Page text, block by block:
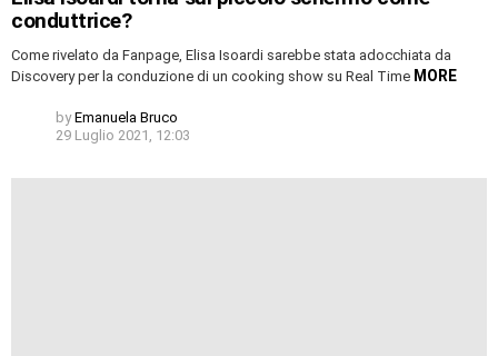
conduttrice?
Come rivelato da Fanpage, Elisa Isoardi sarebbe stata adocchiata da
Discovery per la conduzione di un cooking show su Real Time MORE
by Emanuela Bruco
29 Luglio 2021, 12:03